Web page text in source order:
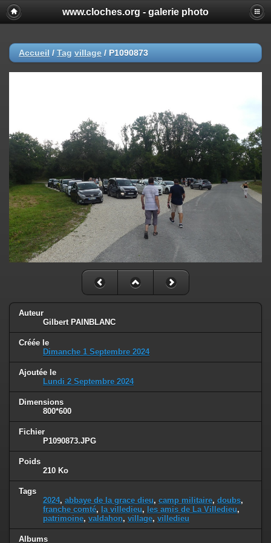
www.cloches.org - galerie photo
Accueil / Tag village / P1090873
Auteur
Gilbert PAINBLANC
Créée le
Dimanche 1 Septembre 2024
Ajoutée le
Lundi 2 Septembre 2024
Dimensions
800*600
Fichier
P1090873.JPG
Poids
210 Ko
Tags
2024, abbaye de la grace dieu, camp militaire, doubs,
franche comté, la villedieu, les amis de La Villedieu,
patrimoine, valdahon, village, villedieu
Albums